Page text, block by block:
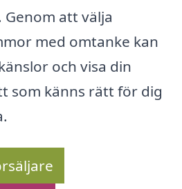
att välja
med omtanke kan
och visa din
som känns rätt för dig